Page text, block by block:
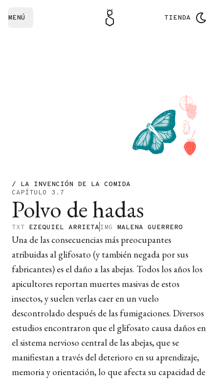
MENÚ TIENDA
/ LA INVENCIÓN DE LA COMIDA
CAPÍTULO 3.7
Polvo de hadas
TXT EZEQUIEL ARRIETAIMG MALENA GUERRERO
Una de las consecuencias más preocupantes
atribuidas al glifosato (y también negada por sus
fabricantes) es el daño a las abejas. Todos los años los
apicultores reportan muertes masivas de estos
insectos, y suelen verlas caer en un vuelo
descontrolado después de las fumigaciones. Diversos
estudios encontraron que el glifosato causa daños en
el sistema nervioso central de las abejas, que se
manifiestan a través del deterioro en su aprendizaje,
memoria y orientación, lo que afecta su capacidad de